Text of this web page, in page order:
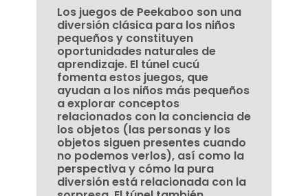
Los juegos de Peekaboo son una
diversión clásica para los niños
pequeños y constituyen
oportunidades naturales de
aprendizaje. El túnel cucú
fomenta estos juegos, que
ayudan a los niños más pequeños
a explorar conceptos
relacionados con la conciencia de
los objetos (las personas y los
objetos siguen presentes cuando
no podemos verlos), así como la
perspectiva y cómo la pura
diversión está relacionada con la